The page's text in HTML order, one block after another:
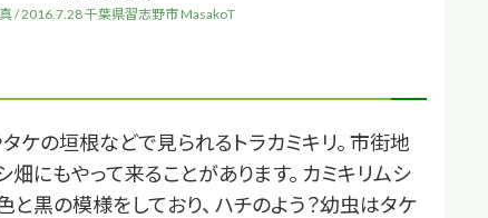
/ 2016.7.28 千葉県習志野市 MasakoT
ケの垣根などで見られるトラカミキリ。 市街地
畑にもやって来ることがあります。 カミキリムシ
と黒の模様をしており、 ハチのよう？幼虫はタケ